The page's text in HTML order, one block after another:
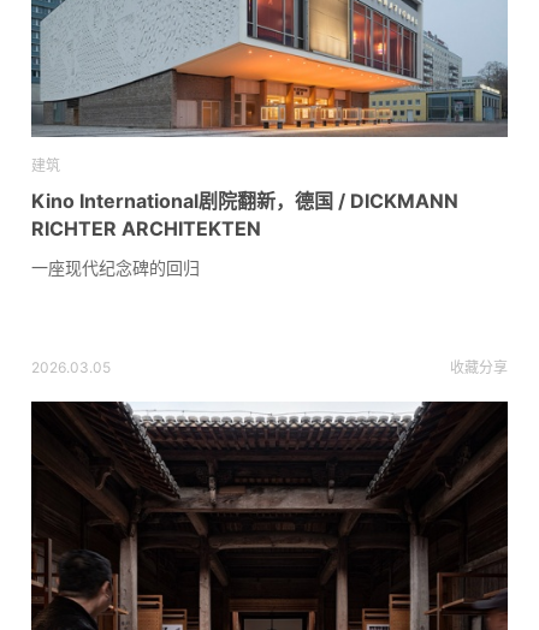
建筑
Kino International剧院翻新，德国 / DICKMANN
RICHTER ARCHITEKTEN
一座现代纪念碑的回归
2026.03.05 收藏分享